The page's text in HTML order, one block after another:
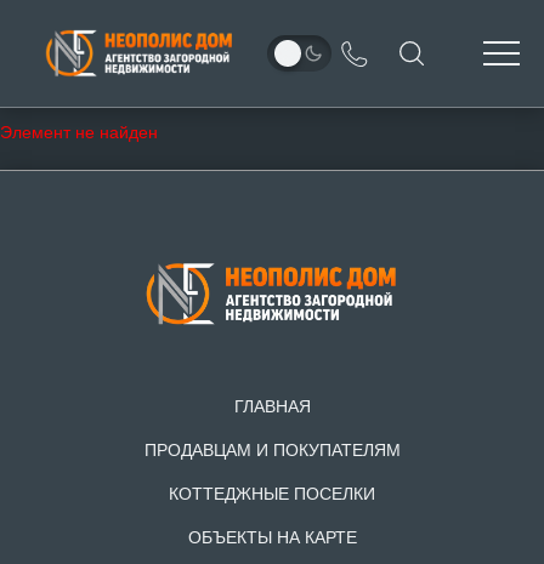
Элемент не найден
ГЛАВНАЯ
ПРОДАВЦАМ И ПОКУПАТЕЛЯМ
КОТТЕДЖНЫЕ ПОСЕЛКИ
ОБЪЕКТЫ НА КАРТЕ